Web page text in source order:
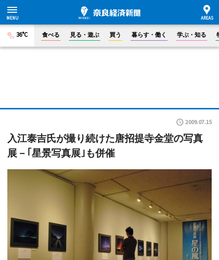
36°C 食べる 見る・遊ぶ 買う 暮らす・働く 学ぶ・知る
2009.07.15
入江泰吉氏が撮り続けた唐招提寺金堂の写真
展－｢星景写真展｣も併催